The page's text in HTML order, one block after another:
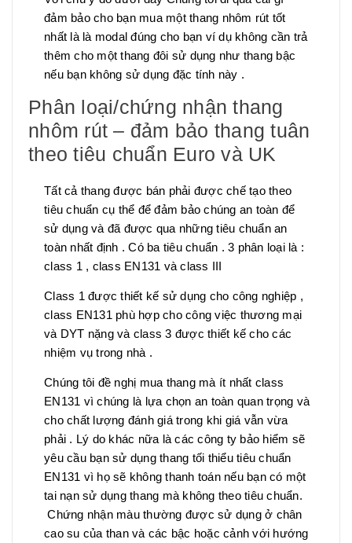
đảm bảo cho bạn mua một thang nhôm rút tốt
nhất là là modal đúng cho bạn ví dụ không cần trả
thêm cho một thang đôi sử dụng như thang bậc
nếu bạn không sử dụng đặc tính này .
Phân loại/chứng nhận thang
nhôm rút – đảm bảo thang tuân
theo tiêu chuẩn Euro và UK
Tất cả thang được bán phải được chế tạo theo
tiêu chuẩn cụ thể để đảm bảo chúng an toàn để
sử dụng và đã được qua những tiêu chuẩn an
toàn nhất định . Có ba tiêu chuẩn . 3 phân loại là :
class 1 , class EN131 và class III
Class 1 được thiết kế sử dụng cho công nghiệp ,
class EN131 phù hợp cho công việc thương mại
và DYT nặng và class 3 được thiết kế cho các
nhiệm vụ trong nhà .
Chúng tôi đề nghị mua thang mà ít nhất class
EN131 vì chúng là lựa chọn an toàn quan trọng và
cho chất lượng đánh giá trong khi giá vẫn vừa
phải . Lý do khác nữa là các công ty bảo hiểm sẽ
yêu cầu bạn sử dụng thang tối thiểu tiêu chuẩn
EN131 vì họ sẽ không thanh toán nếu bạn có một
tai nạn sử dụng thang mà không theo tiêu chuẩn.
Chứng nhận màu thường được sử dụng ở chân
cao su của than và các bậc hoặc cảnh với hướng